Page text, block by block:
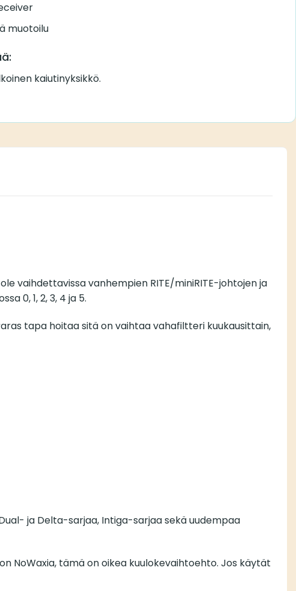
muotoilu
kaiutinyksikkö.
vaihdettavissa vanhempien RITE/miniRITE-johtojen ja
0, 1, 2, 3, 4 ja 5.
tapa hoitaa sitä on vaihtaa vahafiltteri kuukausittain,
ja Delta-sarjaa, Intiga-sarjaa sekä uudempaa
NoWaxia, tämä on oikea kuulokevaihtoehto. Jos käytät